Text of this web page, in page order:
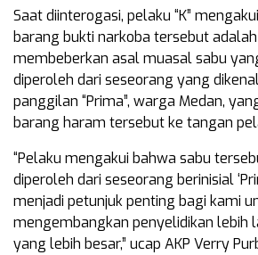
Saat diinterogasi, pelaku “K”
barang bukti narkoba tersebut
membeberkan asal muasal sabu
diperoleh dari seseorang yang
panggilan “Prima”, warga Medan,
barang haram tersebut ke tangan
“Pelaku mengakui bahwa sabu
diperoleh dari seseorang berinisial
menjadi petunjuk penting bagi kami
mengembangkan penyelidikan lebih
yang lebih besar,” ucap AKP Verry